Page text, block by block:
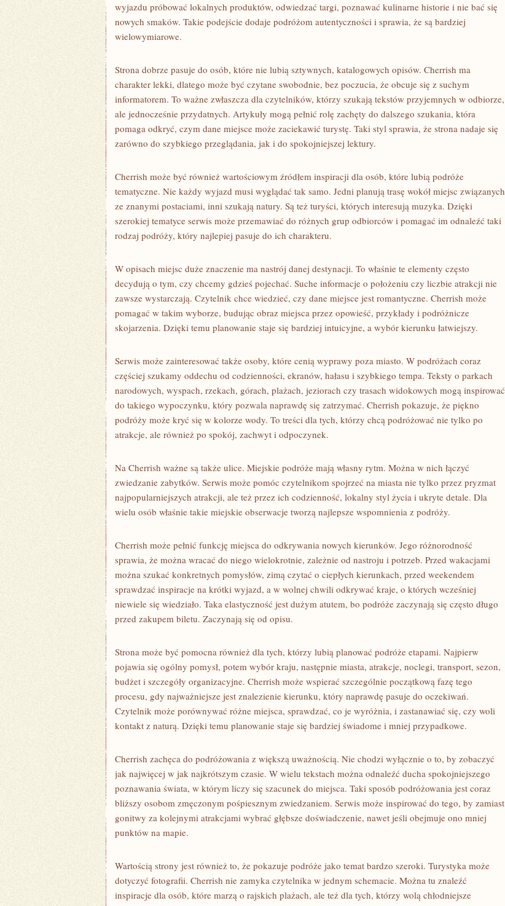
wyjazdu próbować lokalnych produktów, odwiedzać targi, poznawać kulinarne historie i nie bać się
nowych smaków. Takie podejście dodaje podróżom autentyczności i sprawia, że są bardziej
wielowymiarowe.
Strona dobrze pasuje do osób, które nie lubią sztywnych, katalogowych opisów. Cherrish ma
charakter lekki, dlatego może być czytane swobodnie, bez poczucia, że obcuje się z suchym
informatorem. To ważne zwłaszcza dla czytelników, którzy szukają tekstów przyjemnych w odbiorze,
ale jednocześnie przydatnych. Artykuły mogą pełnić rolę zachęty do dalszego szukania, która
pomaga odkryć, czym dane miejsce może zaciekawić turystę. Taki styl sprawia, że strona nadaje się
zarówno do szybkiego przeglądania, jak i do spokojniejszej lektury.
Cherrish może być również wartościowym źródłem inspiracji dla osób, które lubią podróże
tematyczne. Nie każdy wyjazd musi wyglądać tak samo. Jedni planują trasę wokół miejsc związanych
ze znanymi postaciami, inni szukają natury. Są też turyści, których interesują muzyka. Dzięki
szerokiej tematyce serwis może przemawiać do różnych grup odbiorców i pomagać im odnaleźć taki
rodzaj podróży, który najlepiej pasuje do ich charakteru.
W opisach miejsc duże znaczenie ma nastrój danej destynacji. To właśnie te elementy często
decydują o tym, czy chcemy gdzieś pojechać. Suche informacje o położeniu czy liczbie atrakcji nie
zawsze wystarczają. Czytelnik chce wiedzieć, czy dane miejsce jest romantyczne. Cherrish może
pomagać w takim wyborze, budując obraz miejsca przez opowieść, przykłady i podróżnicze
skojarzenia. Dzięki temu planowanie staje się bardziej intuicyjne, a wybór kierunku łatwiejszy.
Serwis może zainteresować także osoby, które cenią wyprawy poza miasto. W podróżach coraz
częściej szukamy oddechu od codzienności, ekranów, hałasu i szybkiego tempa. Teksty o parkach
narodowych, wyspach, rzekach, górach, plażach, jeziorach czy trasach widokowych mogą inspirować
do takiego wypoczynku, który pozwala naprawdę się zatrzymać. Cherrish pokazuje, że piękno
podróży może kryć się w kolorze wody. To treści dla tych, którzy chcą podróżować nie tylko po
atrakcje, ale również po spokój, zachwyt i odpoczynek.
Na Cherrish ważne są także ulice. Miejskie podróże mają własny rytm. Można w nich łączyć
zwiedzanie zabytków. Serwis może pomóc czytelnikom spojrzeć na miasta nie tylko przez pryzmat
najpopularniejszych atrakcji, ale też przez ich codzienność, lokalny styl życia i ukryte detale. Dla
wielu osób właśnie takie miejskie obserwacje tworzą najlepsze wspomnienia z podróży.
Cherrish może pełnić funkcję miejsca do odkrywania nowych kierunków. Jego różnorodność
sprawia, że można wracać do niego wielokrotnie, zależnie od nastroju i potrzeb. Przed wakacjami
można szukać konkretnych pomysłów, zimą czytać o ciepłych kierunkach, przed weekendem
sprawdzać inspiracje na krótki wyjazd, a w wolnej chwili odkrywać kraje, o których wcześniej
niewiele się wiedziało. Taka elastyczność jest dużym atutem, bo podróże zaczynają się często długo
przed zakupem biletu. Zaczynają się od opisu.
Strona może być pomocna również dla tych, którzy lubią planować podróże etapami. Najpierw
pojawia się ogólny pomysł, potem wybór kraju, następnie miasta, atrakcje, noclegi, transport, sezon,
budżet i szczegóły organizacyjne. Cherrish może wspierać szczególnie początkową fazę tego
procesu, gdy najważniejsze jest znalezienie kierunku, który naprawdę pasuje do oczekiwań.
Czytelnik może porównywać różne miejsca, sprawdzać, co je wyróżnia, i zastanawiać się, czy woli
kontakt z naturą. Dzięki temu planowanie staje się bardziej świadome i mniej przypadkowe.
Cherrish zachęca do podróżowania z większą uważnością. Nie chodzi wyłącznie o to, by zobaczyć
jak najwięcej w jak najkrótszym czasie. W wielu tekstach można odnaleźć ducha spokojniejszego
poznawania świata, w którym liczy się szacunek do miejsca. Taki sposób podróżowania jest coraz
bliższy osobom zmęczonym pośpiesznym zwiedzaniem. Serwis może inspirować do tego, by zamiast
gonitwy za kolejnymi atrakcjami wybrać głębsze doświadczenie, nawet jeśli obejmuje ono mniej
punktów na mapie.
Wartością strony jest również to, że pokazuje podróże jako temat bardzo szeroki. Turystyka może
dotyczyć fotografii. Cherrish nie zamyka czytelnika w jednym schemacie. Można tu znaleźć
inspiracje dla osób, które marzą o rajskich plażach, ale też dla tych, którzy wolą chłodniejsze